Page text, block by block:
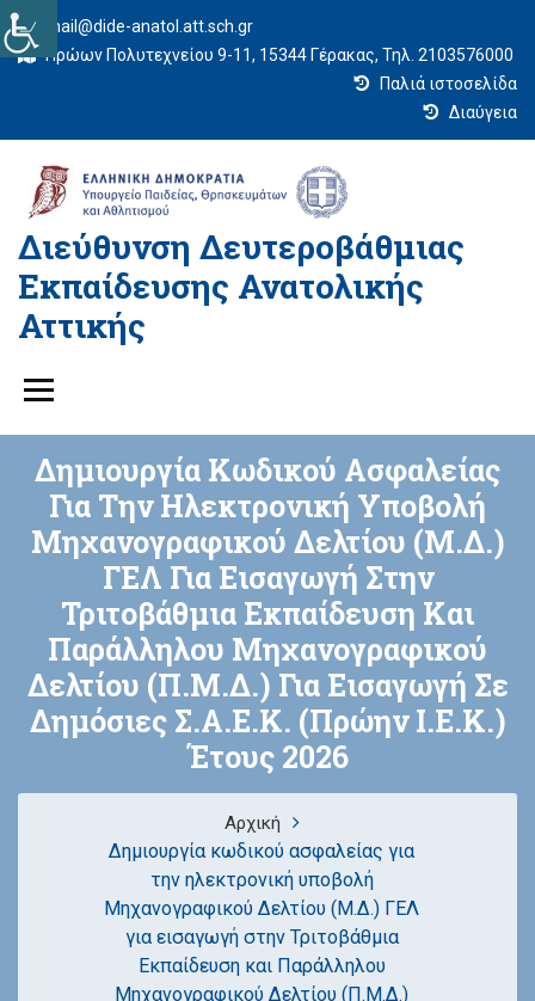
mail@dide-anatol.att.sch.gr
Ηρώων Πολυτεχνείου 9-11, 15344 Γέρακας, Τηλ. 2103576000
Παλιά ιστοσελίδα
Διαύγεια
Διεύθυνση Δευτεροβάθμιας
Εκπαίδευσης Ανατολικής
Αττικής
Δημιουργία Κωδικού Ασφαλείας
Για Την Ηλεκτρονική Υποβολή
Μηχανογραφικού Δελτίου (Μ.Δ.)
ΓΕΛ Για Εισαγωγή Στην
Τριτοβάθμια Εκπαίδευση Και
Παράλληλου Μηχανογραφικού
Δελτίου (Π.Μ.Δ.) Για Εισαγωγή Σε
Δημόσιες Σ.Α.Ε.Κ. (πρώην Ι.Ε.Κ.)
Έτους 2026
Αρχική
Δημιουργία κωδικού ασφαλείας για
την ηλεκτρονική υποβολή
Μηχανογραφικού Δελτίου (Μ.Δ.) ΓΕΛ
για εισαγωγή στην Τριτοβάθμια
Εκπαίδευση και Παράλληλου
Μηχανογραφικού Δελτίου (Π.Μ.Δ.)